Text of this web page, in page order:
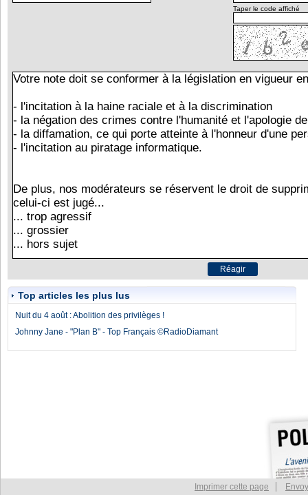
Taper le code affiché
Top articles les plus lus
Nuit du 4 août : Abolition des privilèges !
Johnny Jane - "Plan B" - Top Français ©RadioDiamant
Imprimer cette page